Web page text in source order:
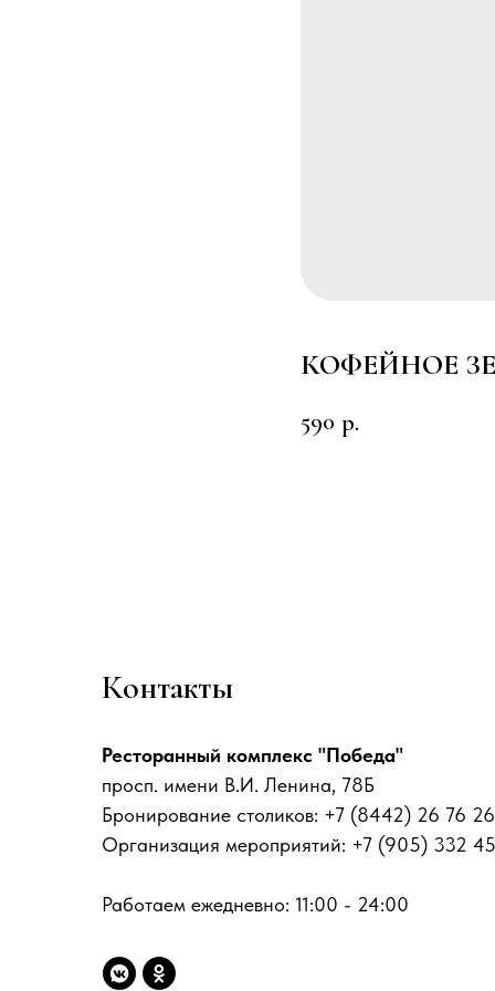
КОФЕЙНОЕ
590 р.
Контакты
Ресторанный комплекс "Победа"
просп. имени В.И. Ленина, 78Б
Бронирование столиков: +7 (8442) 26 76 26
Организация мероприятий: +7 (905) 332
Работаем ежедневно: 11:00 - 24:00